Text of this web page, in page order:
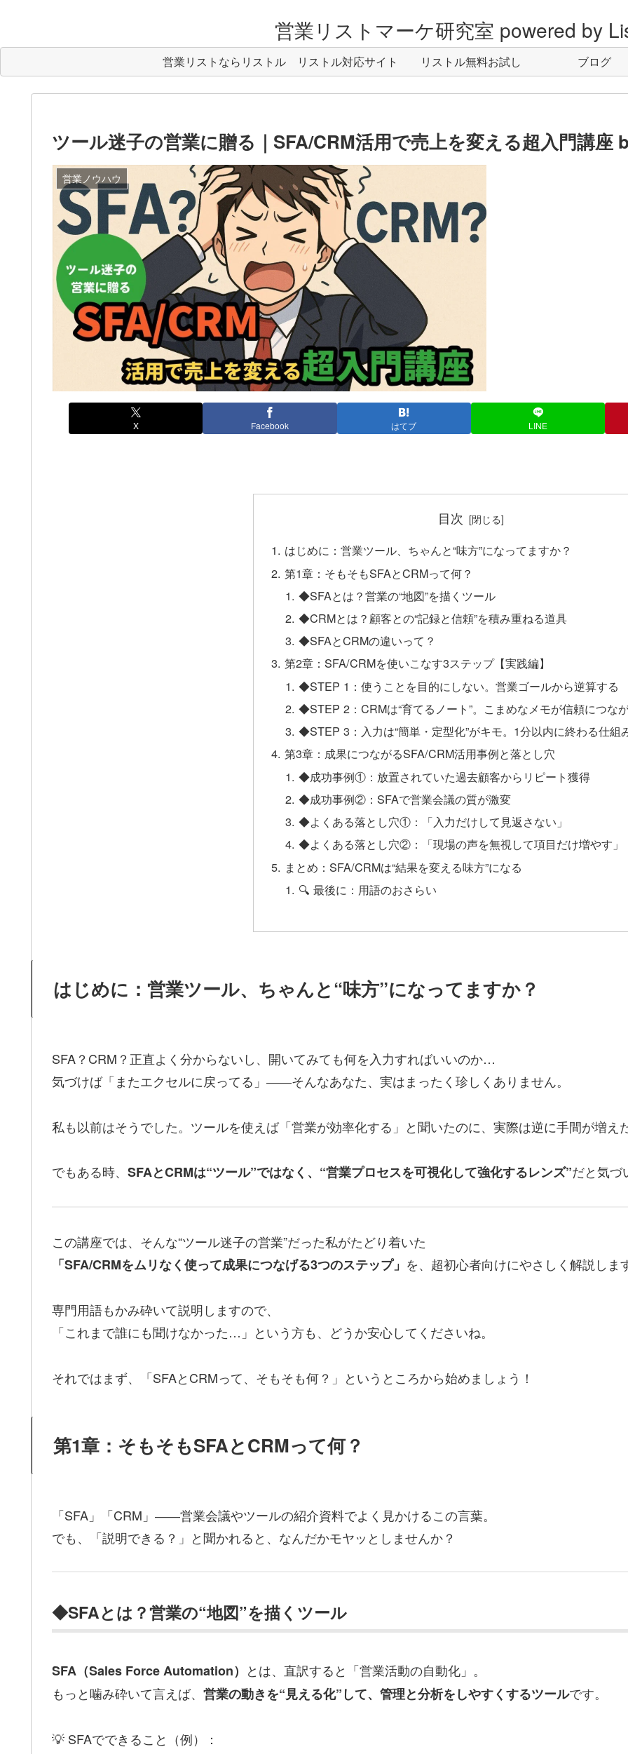
営業リストマーケ研究室 powered by
営業リストならリストル リストル対応サイト リストル無料お試し ブログ
ツール迷子の営業に贈る｜SFA/CRM活用で売上を変える超入門講座
営業ノウハウ
X Facebook はてブ LINE
目次
はじめに：営業ツール、ちゃんと“味方”になってますか？
第1章：そもそもSFAとCRMって何？
◆SFAとは？営業の“地図”を描くツール
◆CRMとは？顧客との“記録と信頼”を積み重ねる道具
◆SFAとCRMの違いって？
第2章：SFA/CRMを使いこなす3ステップ【実践編】
◆STEP 1：使うことを目的にしない。営業ゴールから逆算する
◆STEP 2：CRMは“育てるノート”。こまめなメモが信頼につな
◆STEP 3：入力は“簡単・定型化”がキモ。1分以内に終わる仕組
第3章：成果につながるSFA/CRM活用事例と落とし穴
◆成功事例①：放置されていた過去顧客からリピート獲得
◆成功事例②：SFAで営業会議の質が激変
◆よくある落とし穴①：「入力だけして見返さない」
◆よくある落とし穴②：「現場の声を無視して項目だけ増やす」
まとめ：SFA/CRMは“結果を変える味方”になる
🔍 最後に：用語のおさらい
はじめに：営業ツール、ちゃんと“味方”になってますか？
SFA？CRM？正直よく分からないし、開いてみても何を入力すればいいのか…
気づけば「またエクセルに戻ってる」――そんなあなた、実はまったく珍しくありません。
私も以前はそうでした。ツールを使えば「営業が効率化する」と聞いたのに、実際は逆に手間が増
でもある時、 SFAとCRMは“ツール”ではなく、“営業プロセスを可視化して強化するレンズ”だと気づ
この講座では、そんな“ツール迷子の営業”だった私がたどり着いた
「SFA/CRMをムリなく使って成果につなげる3つのステップ」 を、超初心者向けにやさしく解説しま
専門用語もかみ砕いて説明しますので、
「これまで誰にも聞けなかった…」という方も、どうか安心してくださいね。
それではまず、「SFAとCRMって、そもそも何？」というところから始めましょう！
第1章：そもそもSFAとCRMって何？
「SFA」「CRM」――営業会議やツールの紹介資料でよく見かけるこの言葉。
でも、「説明できる？」と聞かれると、なんだかモヤッとしませんか？
◆SFAとは？営業の“地図”を描くツール
SFA（Sales Force Automation） とは、直訳すると「営業活動の自動化」。
もっと噛み砕いて言えば、 営業の動きを“見える化”して、管理と分析をしやすくするツールです。
💡 SFAでできること（例）：